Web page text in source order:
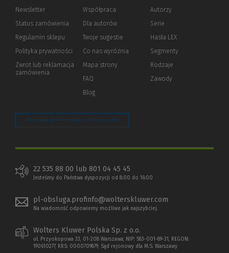
Newsletter
Status zamówienia
Regulamin sklepu
Polityka prywatności (Nowe
(Link
innej
Zwrot lub reklamacja
zamówienia
Współpraca
Dla autorów(Nowe
(Link
innej
Twoje sugestie
Co nas wyróżnia
Mapa strony
FAQ
Blog
Autorzy
Serie
Hasła LEX
Segmenty
Rodzaje
Zawody
Zarządzaj preferencjami plików cookie
22 535 88 00 lub 801 04 45 45
Jesteśmy do Państwa dyspozycji od 8:00 do 16:00
pl-obsluga.profinfo@wolterskluwer.com
Na wiadomość odpowiemy możliwe jak najszybciej.
Wolters Kluwer Polska Sp. z o.o.
ul. Przyokopowa 33, 01-208 Warszawa; NIP: 583-001-89-31, REGON:
190610277, KRS: 0000709879, Sąd rejonowy dla M.S. Warszawy